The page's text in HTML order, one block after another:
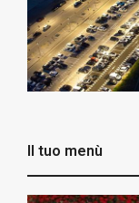
Il tuo menù